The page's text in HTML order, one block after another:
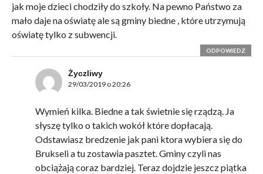
jak moje dzieci chodziły do szkoły. Na pewno Państwo za
mało daje na oświatę ale są gminy biedne , które utrzymują
oświatę tylko z subwencji.
ODPOWIEDZ
Życzliwy
29/03/2019 o 20:26
Wymień kilka. Biedne a tak świetnie się rządzą. Ja
słyszę tylko o takich wokół które dopłacają.
Odstawiasz bredzenie jak pani ktora wybiera się do
Brukseli a tu zostawia pasztet. Gminy czyli nas
obciążają coraz bardziej. Teraz dojdzie jeszcz piątka